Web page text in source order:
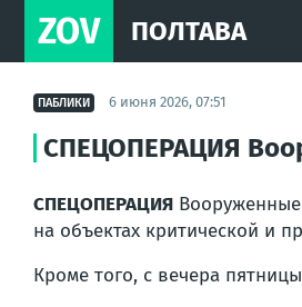
ZOV ПОЛТАВА
ПАБЛИКИ 6 июня 2026, 07:51
СПЕЦОПЕРАЦИЯ
СПЕЦОПЕРАЦИЯ
на объектах критической и
Кроме того, с вечера